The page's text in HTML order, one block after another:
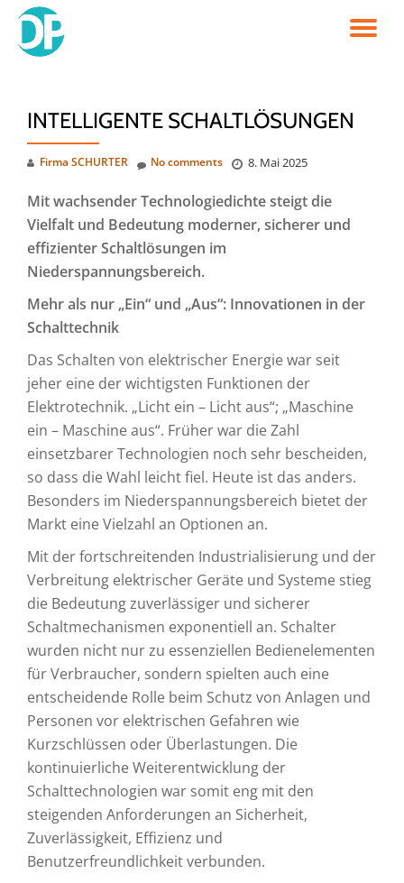
Skip
INTELLIGENTE SCHALTLÖSUNGEN
Firma SCHURTER 8. Mai 2025
No comments
Mit wachsender Technologiedichte steigt die
Vielfalt und Bedeutung moderner, sicherer und
effizienter Schaltlösungen im
Niederspannungsbereich.
Mehr als nur „Ein“ und „Aus“: Innovationen in der
Schalttechnik
Das Schalten von elektrischer Energie war seit
jeher eine der wichtigsten Funktionen der
Elektrotechnik. „Licht ein – Licht aus“; „Maschine
ein – Maschine aus“. Früher war die Zahl
einsetzbarer Technologien noch sehr bescheiden,
so dass die Wahl leicht fiel. Heute ist das anders.
Besonders im Niederspannungsbereich bietet der
Markt eine Vielzahl an Optionen an.
Mit der fortschreitenden Industrialisierung und der
Verbreitung elektrischer Geräte und Systeme stieg
die Bedeutung zuverlässiger und sicherer
Schaltmechanismen exponentiell an. Schalter
wurden nicht nur zu essenziellen Bedienelementen
für Verbraucher, sondern spielten auch eine
entscheidende Rolle beim Schutz von Anlagen und
Personen vor elektrischen Gefahren wie
Kurzschlüssen oder Überlastungen. Die
kontinuierliche Weiterentwicklung der
Schalttechnologien war somit eng mit den
steigenden Anforderungen an Sicherheit,
Zuverlässigkeit, Effizienz und
Benutzerfreundlichkeit verbunden.